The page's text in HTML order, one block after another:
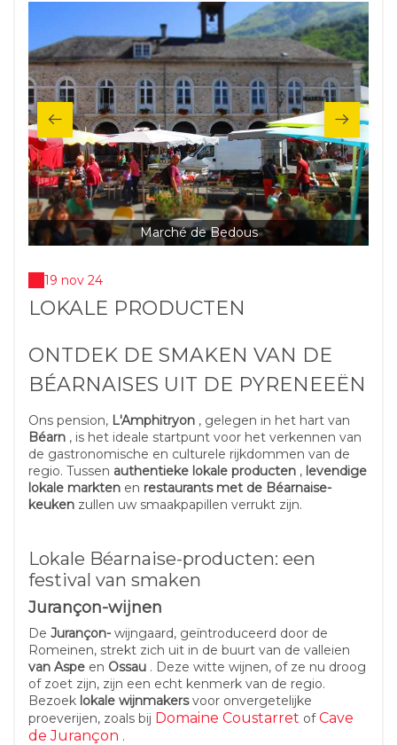
Marché de Bedous
19 nov 24
LOKALE PRODUCTEN
ONTDEK DE SMAKEN VAN DE
BÉARNAISES UIT DE PYRENEEËN
Ons pension, L'Amphitryon , gelegen in het hart van
Béarn , is het ideale startpunt voor het verkennen van
de gastronomische en culturele rijkdommen van de
regio. Tussen authentieke lokale producten , levendige
lokale markten en restaurants met de Béarnaise-
keuken zullen uw smaakpapillen verrukt zijn.
Lokale Béarnaise-producten: een
festival van smaken
Jurançon-wijnen
De Jurançon- wijngaard, geïntroduceerd door de
Romeinen, strekt zich uit in de buurt van de valleien
van Aspe en Ossau . Deze witte wijnen, of ze nu droog
of zoet zijn, zijn een echt kenmerk van de regio.
Bezoek lokale wijnmakersvoor onvergetelijke
proeverijen, zoals bij Domaine Coustarret ofCave
de Jurançon .